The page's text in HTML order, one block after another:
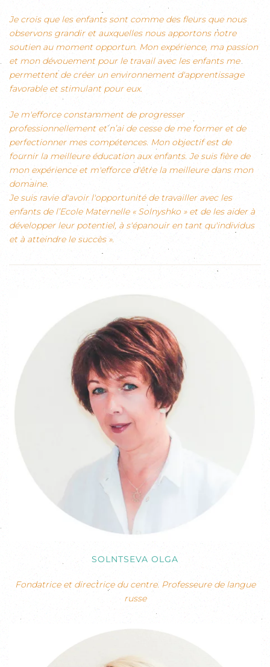
Je crois que les enfants sont comme des fleurs que nous
observons grandir et auxquelles nous apportons notre
soutien au moment opportun. Mon expérience, ma passion
et mon dévouement pour le travail avec les enfants me
permettent de créer un environnement d'apprentissage
favorable et stimulant pour eux.
Je m'efforce constamment de progresser
professionnellement et n’ai de cesse de me former et de
perfectionner mes compétences. Mon objectif est de
fournir la meilleure éducation aux enfants. Je suis fière de
mon expérience et m'efforce d'être la meilleure dans mon
domaine.
Je suis ravie d'avoir l'opportunité de travailler avec les
enfants de l’Ecole Maternelle « Solnyshko » et de les aider à
développer leur potentiel, à s'épanouir en tant qu'individus
et à atteindre le succès ».
SOLNTSEVA OLGA
Fondatrice et directrice du centre. Professeure de langue
russe